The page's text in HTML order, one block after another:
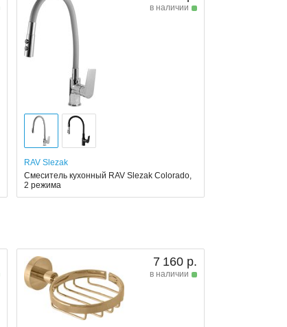
в наличии
RAV Slezak
Смеситель кухонный RAV Slezak Colorado,
2 режима
7 160 р.
в наличии